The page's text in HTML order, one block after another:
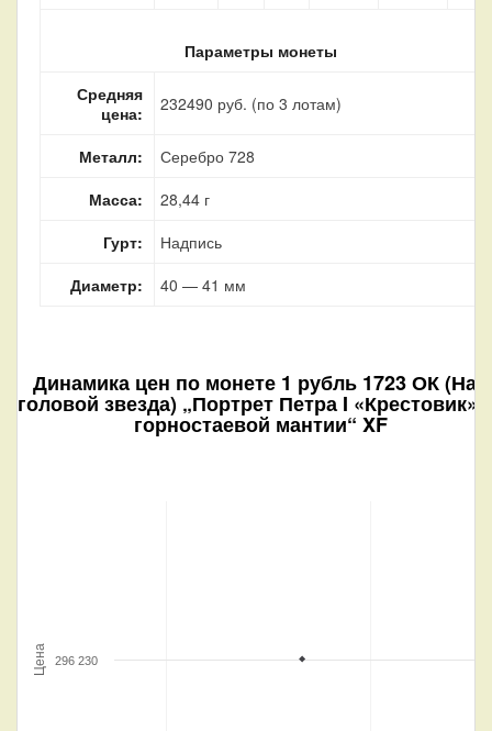
Параметры монеты
Средняя
цена:
232490 руб. (по 3 лотам)
Металл:
Серебро 728
Масса:
28,44 г
Гурт:
Надпись
Диаметр:
40 — 41 мм
Динамика цен по монете 1 рубль 1723 ОК (Над
головой звезда) „Портрет Петра I «Крестовик».
горностаевой мантии“ XF
Цена 296 230